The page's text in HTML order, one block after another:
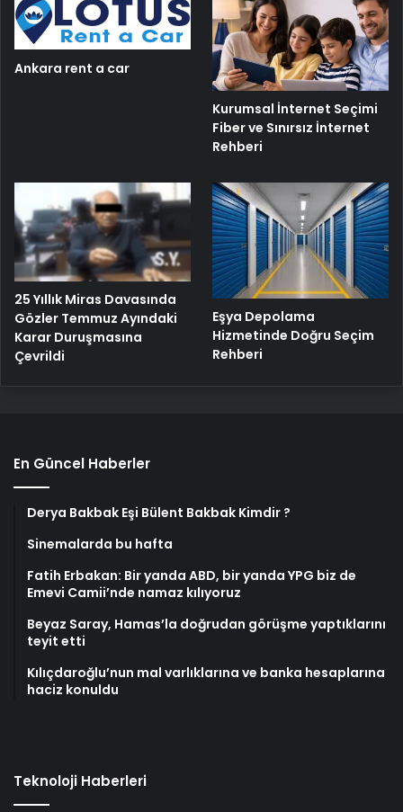
Ankara rent a car
Kurumsal İnternet Seçimi
Fiber ve Sınırsız İnternet
Rehberi
25 Yıllık Miras Davasında
Gözler Temmuz Ayındaki
Karar Duruşmasına
Çevrildi
Eşya Depolama
Hizmetinde Doğru Seçim
Rehberi
En Güncel Haberler
Derya Bakbak Eşi Bülent Bakbak Kimdir ?
Sinemalarda bu hafta
Fatih Erbakan: Bir yanda ABD, bir yanda YPG biz de
Emevi Camii’nde namaz kılıyoruz
Beyaz Saray, Hamas’la doğrudan görüşme yaptıklarını
teyit etti
Kılıçdaroğlu’nun mal varlıklarına ve banka hesaplarına
haciz konuldu
Teknoloji Haberleri